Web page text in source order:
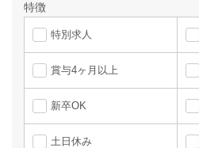
特徴
特別求人
賞与4ヶ月以上
新卒OK
土日休み